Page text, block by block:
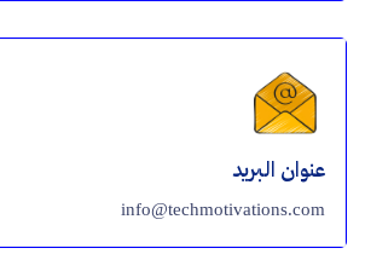
عنوان البريد
info@techmotivations.com